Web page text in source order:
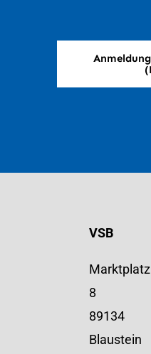
VSB
Marktplatz
8
89134
Blaustein